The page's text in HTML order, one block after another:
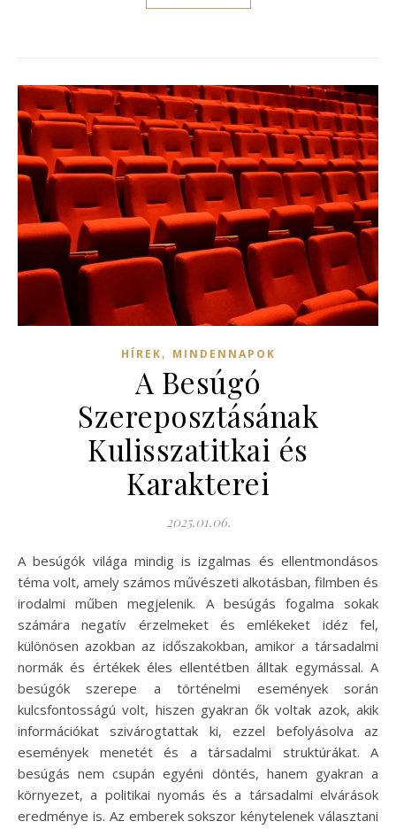
HÍREK, MINDENNAPOK
A Besúgó
Szereposztásának
Kulisszatitkai és
Karakterei
2025.01.06.
A besúgók világa mindig is izgalmas és ellentmondásos
téma volt, amely számos művészeti alkotásban, filmben és
irodalmi műben megjelenik. A besúgás fogalma sokak
számára negatív érzelmeket és emlékeket idéz fel,
különösen azokban az időszakokban, amikor a társadalmi
normák és értékek éles ellentétben álltak egymással. A
besúgók szerepe a történelmi események során
kulcsfontosságú volt, hiszen gyakran ők voltak azok, akik
információkat szivárogtattak ki, ezzel befolyásolva az
események menetét és a társadalmi struktúrákat. A
besúgás nem csupán egyéni döntés, hanem gyakran a
környezet, a politikai nyomás és a társadalmi elvárások
eredménye is. Az emberek sokszor kénytelenek választani